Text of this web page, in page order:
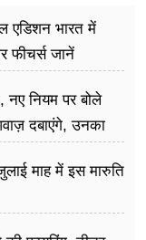
एडिशन भारत में
फीचर्स जानें
नए नियम पर बोले
दबाएंगे, उनका
माह में इस मारुति